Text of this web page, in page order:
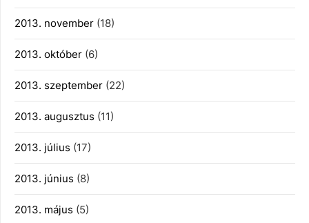
2013. november (18)
2013. október (6)
2013. szeptember (22)
2013. augusztus (11)
2013. július (17)
2013. június (8)
2013. május (5)